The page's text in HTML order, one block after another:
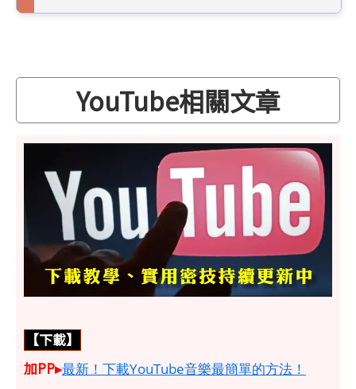
YouTube相關文章
【下載】
加PP▸最新！下載YouTube音樂最簡單的方法！